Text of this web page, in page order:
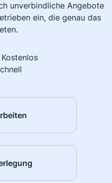
unverbindliche Angebote
ein, die genau das
Kostenlos